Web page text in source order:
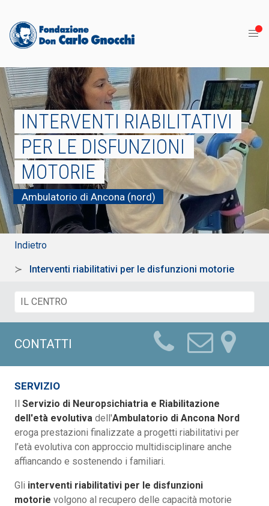
INTERVENTI RIABILITATIVI
PER LE DISFUNZIONI
MOTORIE
Ambulatorio di Ancona (nord)
Indietro
Interventi riabilitativi per le disfunzioni motorie
CONTATTI
SERVIZIO
Il Servizio di Neuropsichiatria e Riabilitazione
dell'età evolutiva dell'Ambulatorio di Ancona Nord
eroga prestazioni finalizzate a progetti riabilitativi per
l’età evolutiva con approccio multidisciplinare anche
affiancando e sostenendo i familiari.
Gli interventi riabilitativi per le disfunzioni
motorie volgono al recupero delle capacità motorie